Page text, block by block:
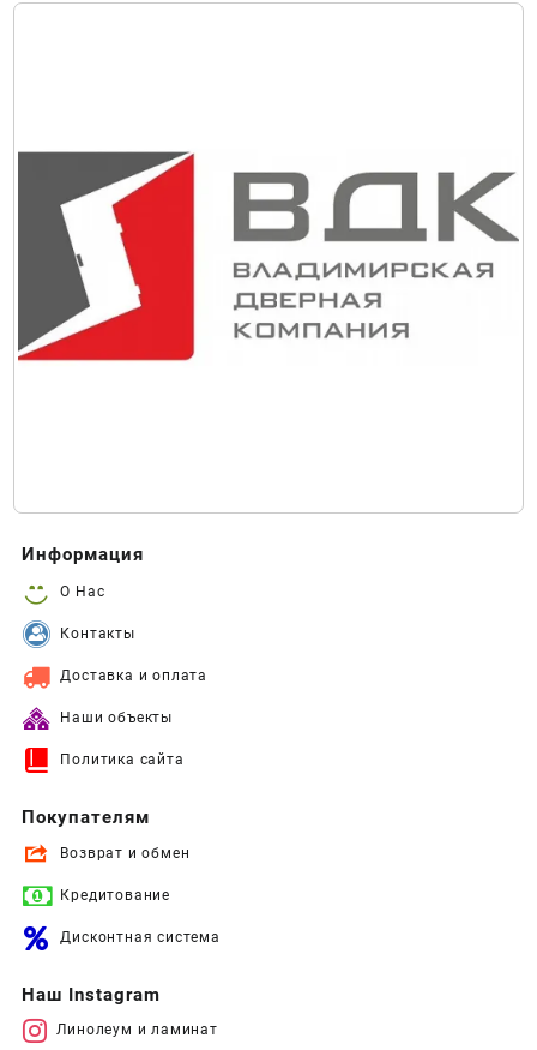
Информация
О Нас
Контакты
Доставка и оплата
Наши объекты
Политика сайта
Покупателям
Возврат и обмен
Кредитование
Дисконтная система
Наш Instagram
Линолеум и ламинат